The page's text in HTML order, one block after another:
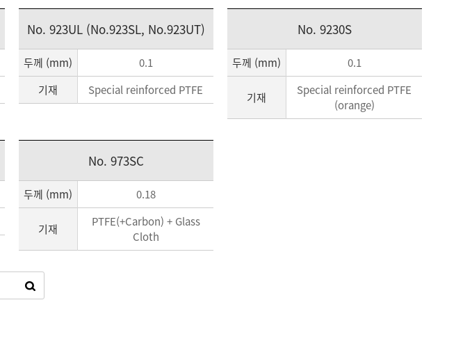
No. 923UL (No.923SL, No.923UT)
두께 (mm)
0.1
기재
Special reinforced PTFE
No. 9230S
두께 (mm) 0.1
기재
Special reinforced PTFE
(orange)
No. 973SC
두께 (mm) 0.18
기재
PTFE(+Carbon) + Glass
Cloth